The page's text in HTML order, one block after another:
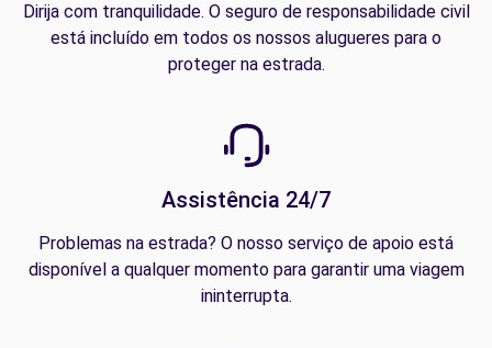
Dirija com tranquilidade. O seguro de responsabilidade civil
está incluído em todos os nossos alugueres para o
proteger na estrada.
Assistência 24/7
Problemas na estrada? O nosso serviço de apoio está
disponível a qualquer momento para garantir uma viagem
ininterrupta.